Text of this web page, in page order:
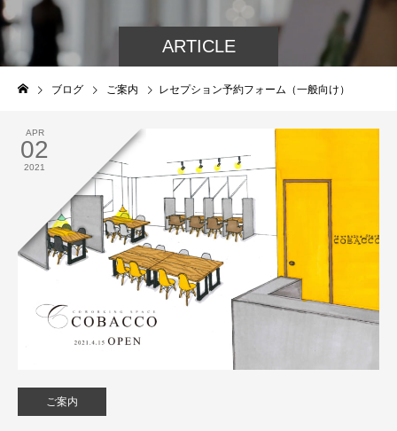
ARTICLE
ブログ ご案内 レセプション予約フォーム（一般向け）
APR
02
2021
ご案内